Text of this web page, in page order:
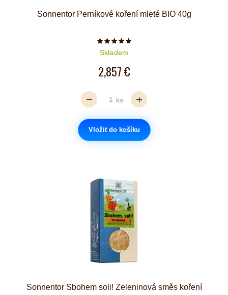
Sonnentor Perníkové koření mleté BIO 40g
Počet hvězdiček je 5 z 5
Skladem
2,857 €
ks
Vložit do košíku
Sonnentor Sbohem soli! Zeleninová směs koření